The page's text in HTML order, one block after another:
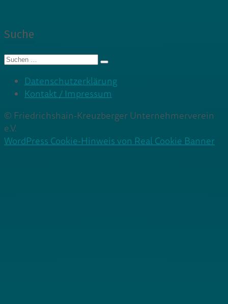
Suche
Suche
Datenschutzerklärung
Kontakt / Impressum
© Friedrichshain-Kreuzberger Unternehmerverein
e.V.
WordPress Cookie-Hinweis von Real Cookie Banner